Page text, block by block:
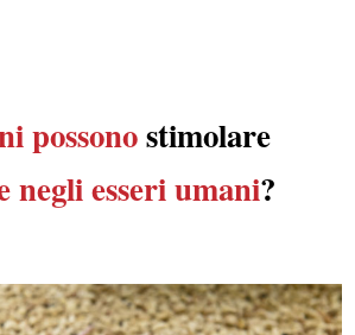
possonostimolare
negli esseri umani?